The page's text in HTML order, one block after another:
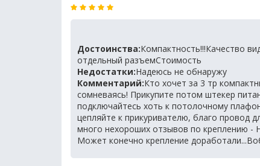
Достоинства:Компактность!!!Качество
отдельный разъемСтоимость
Недостатки:Надеюсь не обнаружу
Комментарий:Кто хочет за 3 тр
сомневаясь! Прикупите потом штекер
подключайтесь хоть к потолочному
цепляйте к прикуривателю, благо
много нехороших отзывов по креплению -
Может конечно крепление